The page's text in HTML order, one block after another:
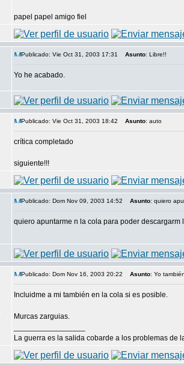
papel papel amigo fiel
Publicado: Vie Oct 31, 2003 17:31 Asunto: Libre!!
Yo he acabado.
Publicado: Vie Oct 31, 2003 18:42 Asunto: auto
crítica completado
siguiente!!!
Publicado: Dom Nov 09, 2003 14:52 Asunto: quiero
quiero apuntarme n la cola para poder descargarm
Publicado: Dom Nov 16, 2003 20:22 Asunto: Yo
Incluidme a mi también en la cola si es posible.
Murcas zarguias.
La guerra es la salida cobarde a los problemas de